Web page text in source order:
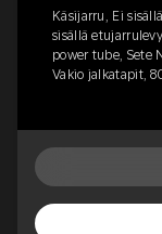
Käsijarru, Ei
sisällä
power tube, Sete
Vakio jalkatapit,